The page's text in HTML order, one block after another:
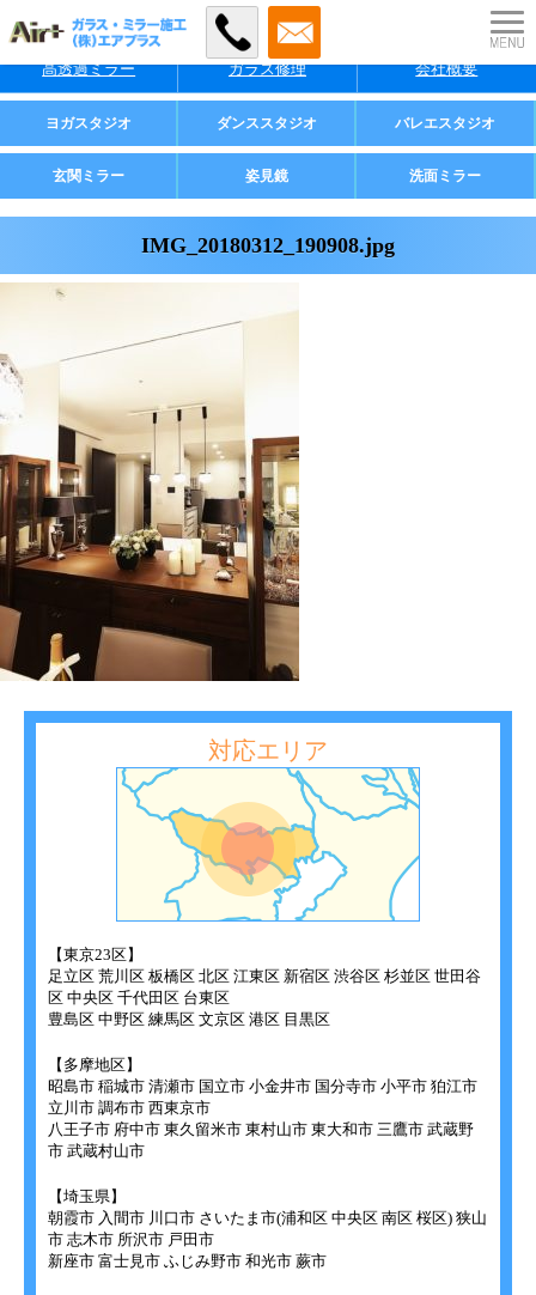
特徴 料金
高透過ミラー ガラス修理 会社概要
業者様・店舗様向け
ヨガスタジオ ダンススタジオ バレエスタジオ
ご家庭用
玄関ミラー 姿見鏡 洗面ミラー
IMG_20180312_190908.jpg
対応エリア
【東京23区】
足立区 荒川区 板橋区 北区 江東区 新宿区 渋谷区 杉並区 世田谷
区 中央区 千代田区 台東区
豊島区 中野区 練馬区 文京区 港区 目黒区
【多摩地区】
昭島市 稲城市 清瀬市 国立市 小金井市 国分寺市 小平市 狛江市
立川市 調布市 西東京市
八王子市 府中市 東久留米市 東村山市 東大和市 三鷹市 武蔵野
市 武蔵村山市
【埼玉県】
朝霞市 入間市 川口市 さいたま市(浦和区 中央区 南区 桜区) 狭山
市 志木市 所沢市 戸田市
新座市 富士見市 ふじみ野市 和光市 蕨市